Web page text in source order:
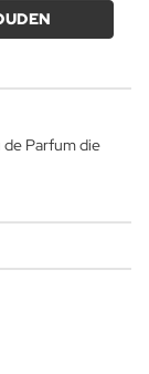
de Parfum die